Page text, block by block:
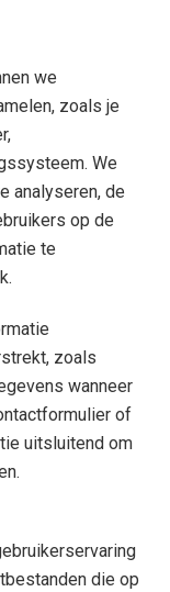
we
zoals je
We
analyseren, de
op de
te
zoals
wanneer
of
uitsluitend om
die op